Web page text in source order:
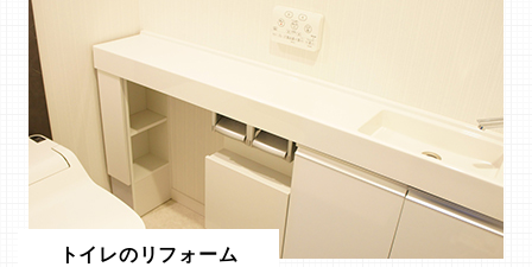
トイレのリフォーム